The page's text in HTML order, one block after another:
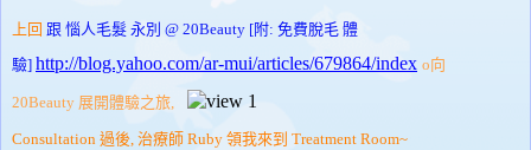
上回 跟 惱人毛髮 永別 @ 20Beauty [附: 免費脫毛 體
驗] http://blog.yahoo.com/ar-mui/articles/679864/index o向
20Beauty 展開體驗之旅,
Consultation 過後, 治療師 Ruby 領我來到 Treatment Room~